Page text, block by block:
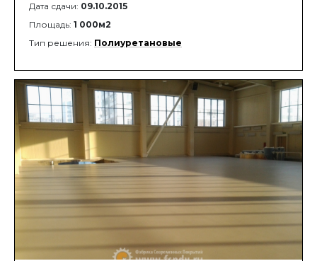
Дата сдачи: 09.10.2015
Площадь: 1 000м2
Тип решения: Полиуретановые